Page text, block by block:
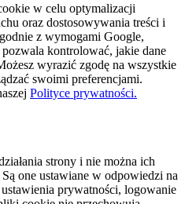
w celu optymalizacji
oraz dostosowywania treści i
z wymogami Google,
kontrolować, jakie dane
wyrazić zgodę na wszystkie
swoimi preferencjami.
Polityce prywatności.
strony i nie można ich
one ustawiane w odpowiedzi na
prywatności, logowanie